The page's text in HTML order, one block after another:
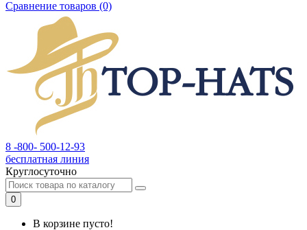
Сравнение товаров (0)
8 -800- 500-12-93
бесплатная линия
Круглосуточно
0
В корзине пусто!